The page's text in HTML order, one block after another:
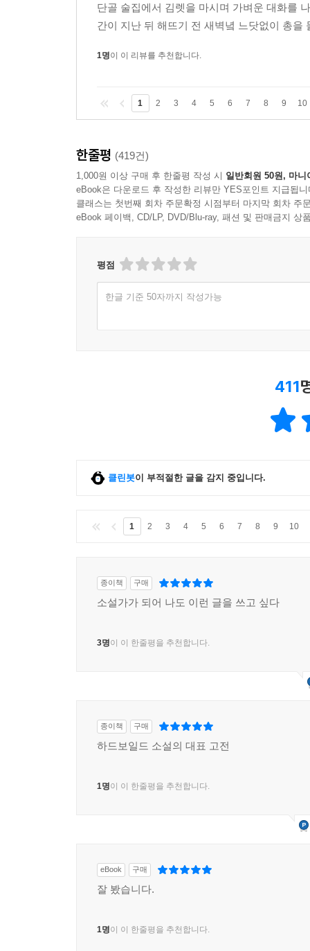
단골 술집에서 김렛을 마시며 가벼운 대화를
간이 지난 뒤 해뜨기 전 새벽녘 느닷없이 총
1명이 이 리뷰를 추천합니다.
1 2 3 4 5 6 7 8 9 10
한줄평 (419건)
1,000원 이상 구매 후 한줄평 작성 시 일반회원 50원, 마니
eBook은 다운로드 후 작성한 리뷰만 YES포인트 지급됩니
클래스는 첫번째 회차 주문확정 시점부터 마지막 회차 주
eBook 페이백, CD/LP, DVD/Blu-ray, 패션 및 판매금지 상
평점
한글 기준 50자까지 작성가능
411
클린봇이 부적절한 글을 감지 중입니다.
1 2 3 4 5 6 7 8 9 10
종이책 구매
소설가가 되어 나도 이런 글을 쓰고 싶다
3명이 이 한줄평을 추천합니다.
종이책 구매
하드보일드 소설의 대표 고전
1명이 이 한줄평을 추천합니다.
eBook 구매
잘 봤습니다.
1명이 이 한줄평을 추천합니다.